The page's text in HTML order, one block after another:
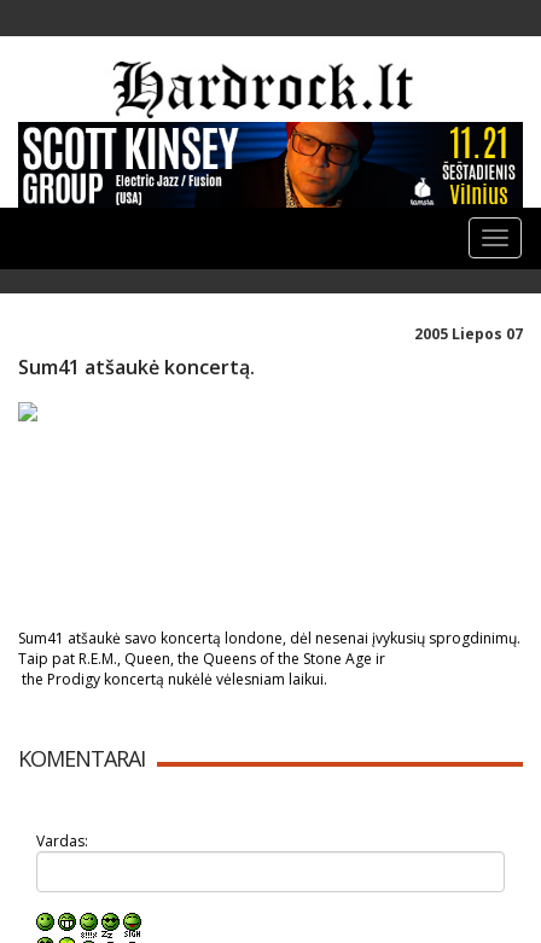
Toggle
2005 Liepos 07
Sum41 atšaukė koncertą.
Sum41 atšaukė savo koncertą londone, dėl nesenai įvykusių sprogdinimų.
Taip pat R.E.M., Queen, the Queens of the Stone Age ir
the Prodigy koncertą nukėlė vėlesniam laikui.
KOMENTARAI
Vardas: